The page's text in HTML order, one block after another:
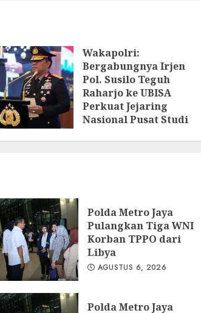
Wakapolri:
Bergabungnya Irjen
Pol. Susilo Teguh
Raharjo ke UBISA
Perkuat Jejaring
Nasional Pusat Studi
Polda Metro Jaya
Pulangkan Tiga WNI
Korban TPPO dari
Libya
AGUSTUS 6, 2026
Polda Metro Jaya